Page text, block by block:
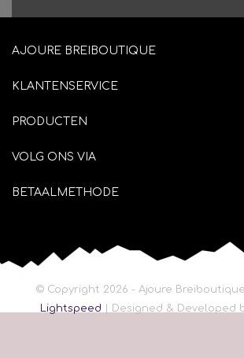
AJOURE BREIBOUTIQUE
KLANTENSERVICE
PRODUCTEN
VOLG ONS VIA
BETAALMETHODE
© Copyright 2026 - Ajoure
Lightspeed | Designed & Developed